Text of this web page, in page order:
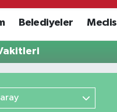
Belediyeler Meclis
Durumu ve Fikstür